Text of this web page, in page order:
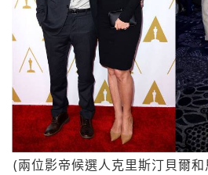
(兩位影帝候選人克里斯汀貝爾